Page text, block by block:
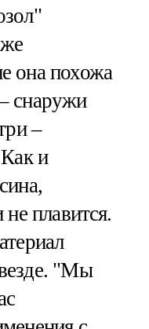
она похожа
снаружи
–
и
плавится.
"Мы